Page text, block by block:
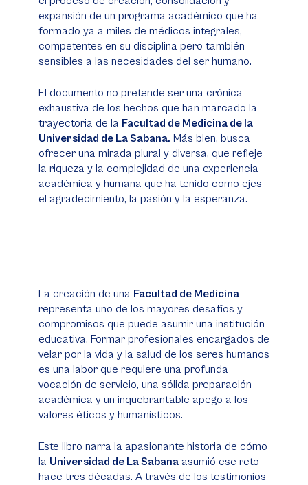
expansión de un programa académico que ha
formado ya a miles de médicos integrales,
competentes en su disciplina pero también
sensibles a las necesidades del ser humano.
El documento no pretende ser una crónica
exhaustiva de los hechos que han marcado la
trayectoria de la Facultad de Medicina de la
Universidad de La Sabana. Más bien, busca
ofrecer una mirada plural y diversa, que refleje
la riqueza y la complejidad de una experiencia
académica y humana que ha tenido como ejes
el agradecimiento, la pasión y la esperanza.
La creación de una Facultad de Medicina
representa uno de los mayores desafíos y
compromisos que puede asumir una institución
educativa. Formar profesionales encargados de
velar por la vida y la salud de los seres humanos
es una labor que requiere una profunda
vocación de servicio, una sólida preparación
académica y un inquebrantable apego a los
valores éticos y humanísticos.
Este libro narra la apasionante historia de cómo
la Universidad de La Sabana asumió ese reto
hace tres décadas. A través de los testimonios